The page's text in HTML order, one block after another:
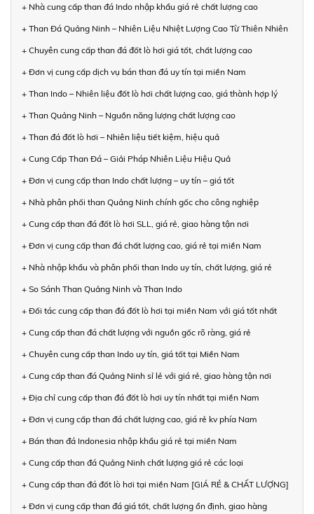
+ Nhà cung cấp than đá Indo nhập khẩu giá rẻ chất lượng cao
+ Than Đá Quảng Ninh – Nhiên Liệu Nhiệt Lượng Cao Từ Thiên Nhiên
+ Chuyên cung cấp than đá đốt lò hơi giá tốt, chất lượng cao
+ Đơn vị cung cấp dịch vụ bán than đá uy tín tại miền Nam
+ Than Indo – Nhiên liệu đốt lò hơi chất lượng cao, giá thành hợp lý
+ Than Quảng Ninh – Nguồn năng lượng chất lượng cao
+ Than đá đốt lò hơi – Nhiên liệu tiết kiệm, hiệu quả
+ Cung Cấp Than Đá – Giải Pháp Nhiên Liệu Hiệu Quả
+ Đơn vị cung cấp than Indo chất lượng – uy tín – giá tốt
+ Nhà phân phối than Quảng Ninh chính gốc cho công nghiệp
+ Cung cấp than đá đốt lò hơi SLL, giá rẻ, giao hàng tận nơi
+ Đơn vị cung cấp than đá chất lượng cao, giá rẻ tại miền Nam
+ Nhà nhập khẩu và phân phối than Indo uy tín, chất lượng, giá rẻ
+ So Sánh Than Quảng Ninh và Than Indo
+ Đối tác cung cấp than đá đốt lò hơi tại miền Nam với giá tốt nhất
+ Cung cấp than đá chất lượng với nguồn gốc rõ ràng, giá rẻ
+ Chuyên cung cấp than Indo uy tín, giá tốt tại Miền Nam
+ Cung cấp than đá Quảng Ninh sỉ lẻ với giá rẻ, giao hàng tận nơi
+ Địa chỉ cung cấp than đá đốt lò hơi uy tín nhất tại miền Nam
+ Đơn vị cung cấp than đá chất lượng cao, giá rẻ kv phía Nam
+ Bán than đá Indonesia nhập khẩu giá rẻ tại miền Nam
+ Cung cấp than đá Quảng Ninh chất lượng giá rẻ các loại
+ Cung cấp than đá đốt lò hơi tại miền Nam [GIÁ RẺ & CHẤT LƯỢNG]
+ Đơn vị cung cấp than đá giá tốt, chất lượng ổn định, giao hàng